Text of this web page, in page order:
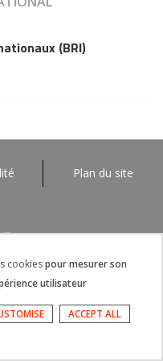
(BRI)
Plan du site
cookiespour mesurer son
utilisateur
ACCEPT ALL